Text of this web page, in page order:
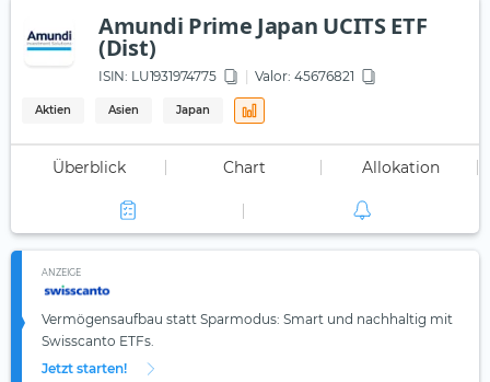
Amundi Prime Japan UCITS ETF
(Dist)
ISIN: LU1931974775 Valor: 45676821
Aktien Asien Japan
Überblick Chart Allokation
ANZEIGE
Vermögensaufbau statt Sparmodus: Smart und nachhaltig mit
Swisscanto ETFs.
Jetzt starten!